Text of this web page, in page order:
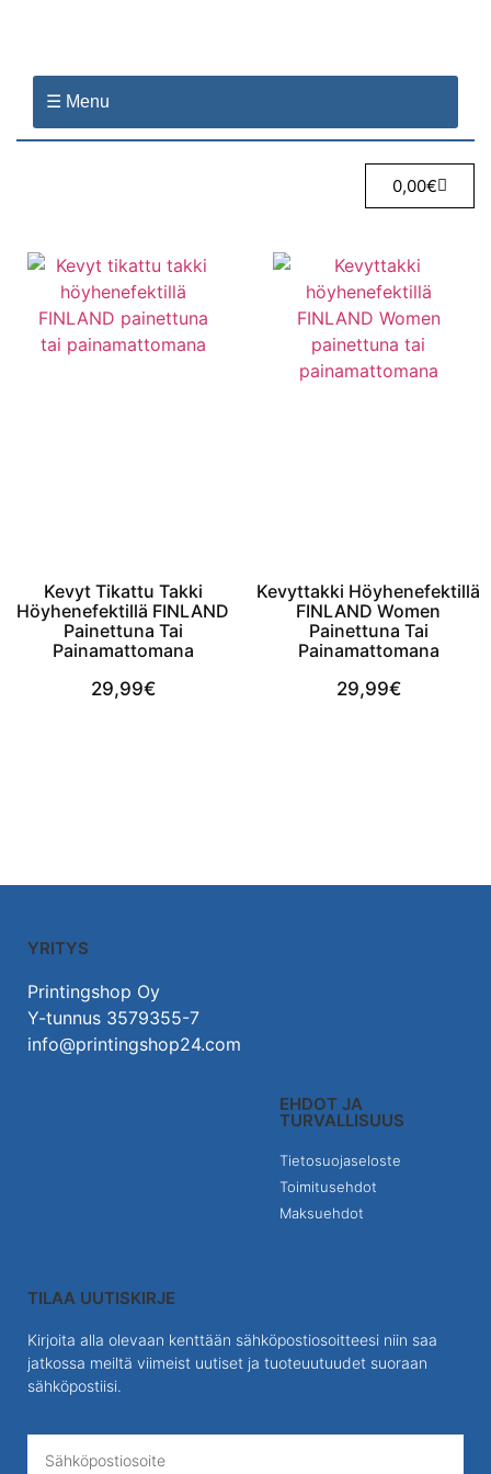
☰ Menu
0,00€
Kevyt Tikattu Takki
Höyhenefektillä FINLAND
Painettuna Tai
Painamattomana
29,99€
Kevyttakki Höyhenefektillä
FINLAND Women
Painettuna Tai
Painamattomana
29,99€
YRITYS
Printingshop Oy
Y-tunnus 3579355-7
info@printingshop24.com
EHDOT JA
TURVALLISUUS
Tietosuojaseloste
Toimitusehdot
Maksuehdot
TILAA UUTISKIRJE
Kirjoita alla olevaan kenttään sähköpostiosoitteesi niin saa
jatkossa meiltä viimeist uutiset ja tuoteuutuudet suoraan
sähköpostiisi.